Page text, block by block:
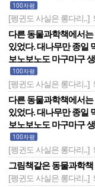
100자평
[펭귄도 사실은 롱다리..]
다른 동물과학책에서
있었다. 대나무만 종일
보노보노도 마구마구
100자평
[펭귄도 사실은 롱다리..]
다른 동물과학책에서
있었다. 대나무만 종일
보노보노도 마구마구
100자평
[펭귄도 사실은 롱다리..]
그림책같은 동물과학책
[펭귄도 사실은 롱다리..]